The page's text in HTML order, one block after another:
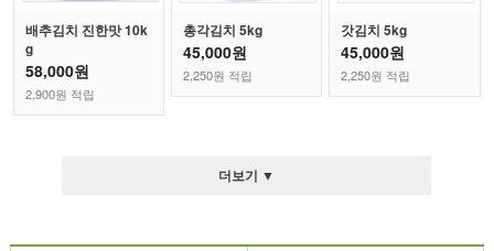
배추김치 진한맛 10k
g
58,000원
2,900원 적립
총각김치 5kg
45,000원
2,250원 적립
갓김치 5kg
45,000원
2,250원 적립
더보기 ▼